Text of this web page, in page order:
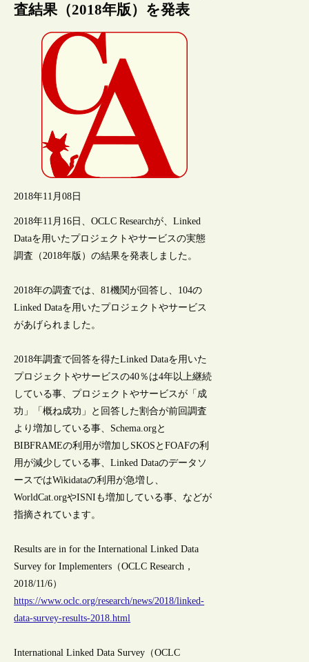
査結果（2018年版）を発表
2018年11月08日
2018年11月16日、OCLC Researchが、Linked
Dataを用いたプロジェクトやサービスの実態
調査（2018年版）の結果を発表しました。
2018年の調査では、81機関が回答し、104の
Linked Dataを用いたプロジェクトやサービス
があげられました。
2018年調査で回答を得たLinked Dataを用いた
プロジェクトやサービスの40％は4年以上継続
している事、プロジェクトやサービスが「成
功」「概ね成功」と回答した割合が前回調査
より増加している事、Schema.orgと
BIBFRAMEの利用が増加しSKOSとFOAFの利
用が減少している事、Linked Dataのデータソ
ースではWikidataの利用が急増し、
WorldCat.orgやISNIも増加している事、などが
指摘されています。
Results are in for the International Linked Data
Survey for Implementers（OCLC Research，
2018/11/6）
https://www.oclc.org/research/news/2018/linked-
data-survey-results-2018.html
International Linked Data Survey（OCLC